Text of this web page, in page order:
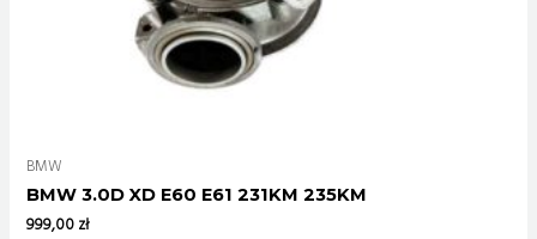
BMW
BMW 3.0D XD E60 E61 231KM 235KM
999,00zł